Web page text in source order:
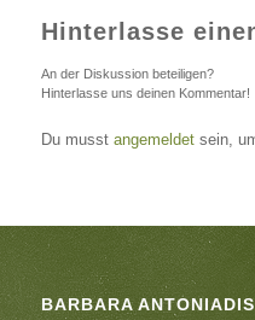
Hinterlasse
An der Diskussion beteiligen?
Hinterlasse uns deinen Kommentar!
Du musst angemeldetsein,
BARBARA ANTONIADIS